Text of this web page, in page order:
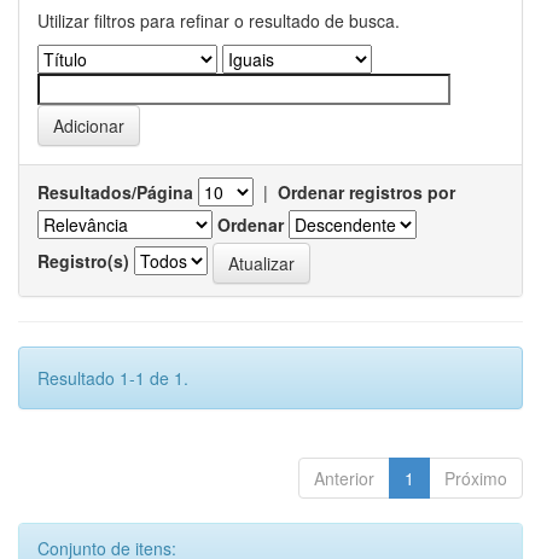
Utilizar filtros para refinar o resultado de busca.
Resultados/Página | Ordenar registros por
Ordenar
Registro(s)
Resultado 1-1 de 1.
Anterior 1 Próximo
Conjunto de itens: